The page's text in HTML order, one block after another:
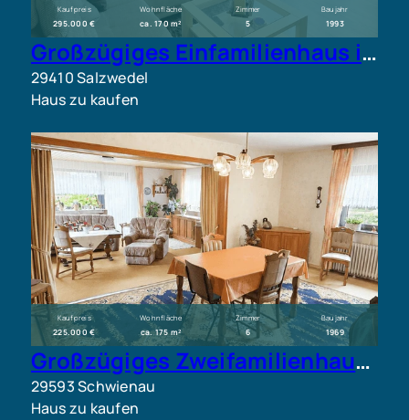
Kaufpreis
295.000 €
Wohnfläche
ca. 170 m²
Zimmer
5
Baujahr
1993
Großzügiges Einfamilienhaus in ruhiger Sackgassenlage von Salzwedel
29410 Salzwedel
Haus zu kaufen
Kaufpreis
225.000 €
Wohnfläche
ca. 175 m²
Zimmer
6
Baujahr
1969
Großzügiges Zweifamilienhaus mit großem Grundstück in ländlicher Lage in der Gemeinde Schwienau
29593 Schwienau
Haus zu kaufen